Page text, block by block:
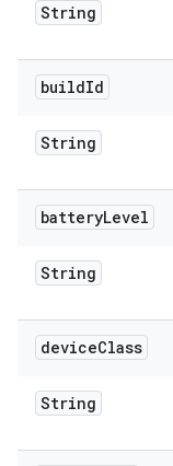
String
buildId
String
batteryLevel
String
deviceClass
String